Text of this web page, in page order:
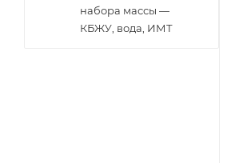
набора массы —
КБЖУ, вода, ИМТ